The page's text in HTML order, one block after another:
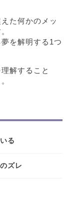
た何かのメッ
を解明する1つ
解すること
る
ズレ